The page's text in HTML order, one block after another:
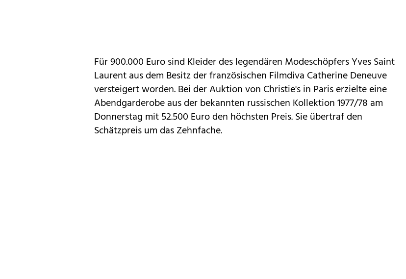
Für 900.000 Euro sind Kleider des legendären Modeschöpfers Yves Saint
Laurent aus dem Besitz der französischen Filmdiva Catherine Deneuve
versteigert worden. Bei der Auktion von Christie's in Paris erzielte eine
Abendgarderobe aus der bekannten russischen Kollektion 1977/78 am
Donnerstag mit 52.500 Euro den höchsten Preis. Sie übertraf den
Schätzpreis um das Zehnfache.